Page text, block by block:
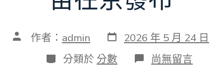
文 作者： admin 發
表
日
期
2026 年 5 月 24 日
分
類
分類於 分數 在
〈《阿
尚無留言